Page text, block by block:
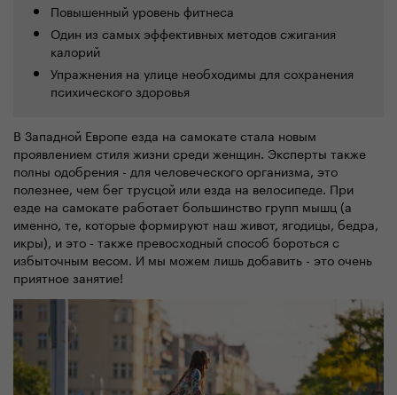
Повышенный уровень фитнеса
Один из самых эффективных методов сжигания
калорий
Упражнения на улице необходимы для сохранения
психического здоровья
В Западной Европе езда на самокате стала новым
проявлением стиля жизни среди женщин. Эксперты также
полны одобрения - для человеческого организма, это
полезнее, чем бег трусцой или езда на велосипеде. При
езде на самокате работает большинство групп мышц (а
именно, те, которые формируют наш живот, ягодицы, бедра,
икры), и это - также превосходный способ бороться с
избыточным весом. И мы можем лишь добавить - это очень
приятное занятие!